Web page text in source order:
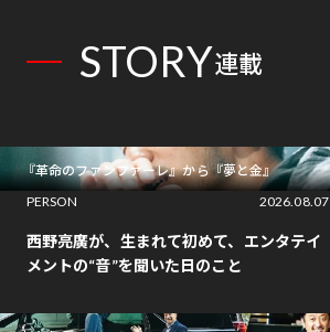
STORY連載
『革命のファンファーレ』から『夢と金』
PERSON
2026.08.07
西野亮廣が、生まれて初めて、エンタテイ
メントの“音”を聞いた日のこと